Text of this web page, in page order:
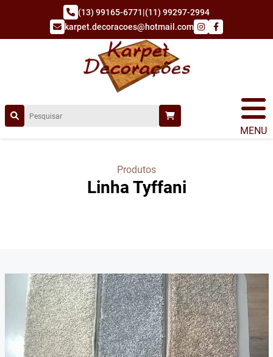
(13) 99165-6771|(11) 99297-2994
karpet.decoracoes@hotmail.com
MENU
Produtos
Linha Tyffani